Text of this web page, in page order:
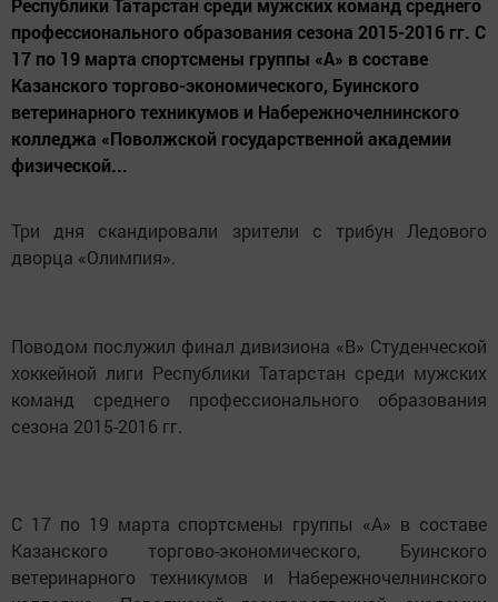
Республики Татарстан среди мужских команд среднего
профессионального образования сезона 2015-2016 гг. С
17 по 19 марта спортсмены группы «А» в составе
Казанского торгово-экономического, Буинского
ветеринарного техникумов и Набережночелнинского
колледжа «Поволжской государственной академии
физической...
Три дня скандировали зрители с трибун Ледового
дворца «Олимпия».
Поводом послужил финал дивизиона «В» Студенческой
хоккейной лиги Республики Татарстан среди мужских
команд среднего профессионального образования
сезона 2015-2016 гг.
С 17 по 19 марта спортсмены группы «А» в составе
Казанского торгово-экономического, Буинского
ветеринарного техникумов и Набережночелнинского